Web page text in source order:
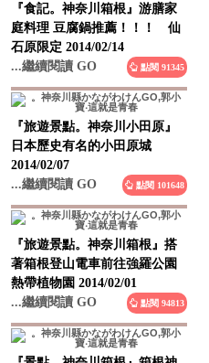
庭料理 豆腐鍋推薦！！！ 仙
石原限定 2014/02/14
...繼續閱讀 GO
『旅遊景點。神奈川小田原』
日本歷史有名的小田原城
2014/02/07
...繼續閱讀 GO
『旅遊景點。神奈川箱根』搭
著箱根登山電車前往強羅公園
熱帶植物園 2014/02/01
...繼續閱讀 GO
『景點。神奈川箱根』箱根神